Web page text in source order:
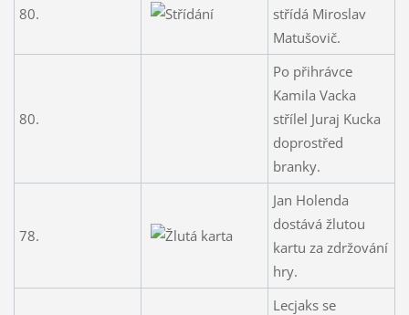
80.
střídá Miroslav
Matušovič.
80.
Po přihrávce
Kamila Vacka
střílel Juraj Kucka
doprostřed
branky.
78.
Jan Holenda
dostává žlutou
kartu za zdržování
hry.
Lecjaks se